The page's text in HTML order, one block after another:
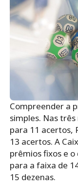
Compreender a
simples. Nas
para 11 acertos,
13 acertos. A
prêmios fixos e
para a faixa de
15 dezenas.